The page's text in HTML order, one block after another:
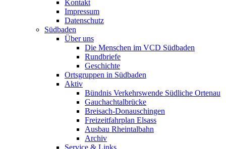
Kontakt
Impressum
Datenschutz
Südbaden
Über uns
Die Menschen im VCD Südbaden
Rundbriefe
Geschichte
Ortsgruppen in Südbaden
Aktiv
Bündnis Verkehrswende Südliche Ortenau
Gauchachtalbrücke
Breisach-Donauschingen
Freizeitfahrplan Elsass
Ausbau Rheintalbahn
Archiv
Service & Links